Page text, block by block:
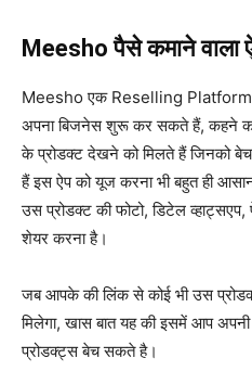
Meesho पैसे कमाने वाला
Meesho एक Reselling Platform
अपना बिजनेस शुरू कर सकते हैं, कहने
के प्रोडक्ट देखने को मिलते हैं जिनको
हैं इस ऐप को यूज करना भी बहुत ही
उस प्रोडक्ट की फोटो, डिटेल
शेयर करना है।
जब आपके की लिंक से कोई भी उस
मिलेगा, खास बात यह की इसमें आप
प्रोडक्ट्स बेच सकते है।